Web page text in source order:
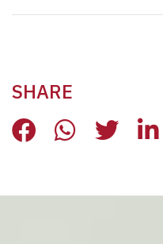
SHARE
IL GELATO
IL IL